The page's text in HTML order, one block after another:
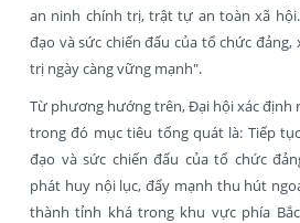
an ninh chính trị, trật tự an toàn xã
đạo và sức chiến đấu của tổ chức
trị ngày càng vững mạnh".
Từ phương hướng trên, Đại hội xác định
trong đó mục tiêu tổng quát là: Tiếp
đạo và sức chiến đấu của tổ chức
phát huy nội lục, đẩy mạnh thu hút
thành tỉnh khá trong khu vực phía